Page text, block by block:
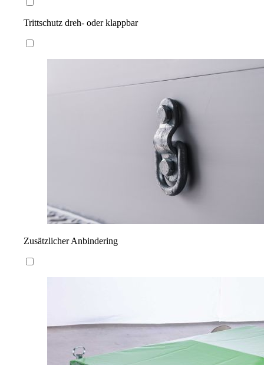
Trittschutz dreh- oder klappbar
Zusätzlicher Anbindering